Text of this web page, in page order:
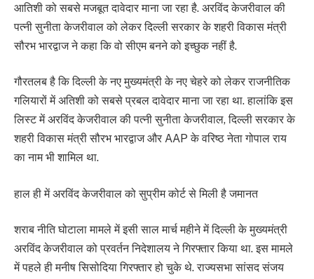
आतिशी को सबसे मजबूत दावेदार माना जा रहा है. अरविंद केजरीवाल की
पत्नी सुनीता केजरीवाल को लेकर दिल्ली सरकार के शहरी विकास मंत्री
सौरभ भारद्वाज ने कहा कि वो सीएम बनने को इच्छुक नहीं है.
गौरतलब है कि दिल्ली के नए मुख्यमंत्री के नए चेहरे को लेकर राजनीतिक
गलियारों में अतिशी को सबसे प्रबल दावेदार माना जा रहा था. हालांकि इस
लिस्ट में अरविंद केजरीवाल की पत्नी सुनीता केजरीवाल, दिल्ली सरकार के
शहरी विकास मंत्री सौरभ भारद्वाज और AAP के वरिष्ठ नेता गोपाल राय
का नाम भी शामिल था.
हाल ही में अरविंद केजरीवाल को सुप्रीम कोर्ट से मिली है जमानत
शराब नीति घोटाला मामले में इसी साल मार्च महीने में दिल्ली के मुख्यमंत्री
अरविंद केजरीवाल को प्रवर्तन निदेशालय ने गिरफ्तार किया था. इस मामले
में पहले ही मनीष सिसोदिया गिरफ्तार हो चुके थे. राज्यसभा सांसद संजय